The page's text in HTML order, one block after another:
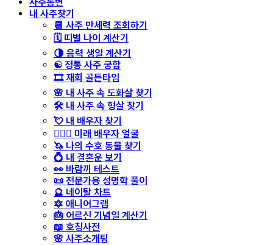
내 사주찾기
📆 사주 만세력 조회하기
🗓️ 띠별 나이 계산기
🌗 음력 생일 계산기
☯️ 정통 사주 궁합
🎞️ 재회 골든타임
🌸 내 사주 속 도화살 찾기
🛠️ 내 사주 속 형살 찾기
💘 내 배우자 찾기
👩‍❤️‍👨 미래 배우자 얼굴
🦄 나의 수호 동물 찾기
💍 내 결혼운 보기
👀 바람끼 테스트
📜 전문가용 성명학 풀이
🔮 네이탈 차트
🔯 애니어그램
🎂 어르신 기념일 계산기
📖 호칭사전
🌸 사주소개팅